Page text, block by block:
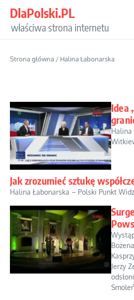
DlaPolski.PL
właściwa strona internetu
Strona główna / Halina Łabonarska
Idea
Halina
Jak zrozumieć sztukę
Halina Łabonarska – Polski Punkt
Jerzy